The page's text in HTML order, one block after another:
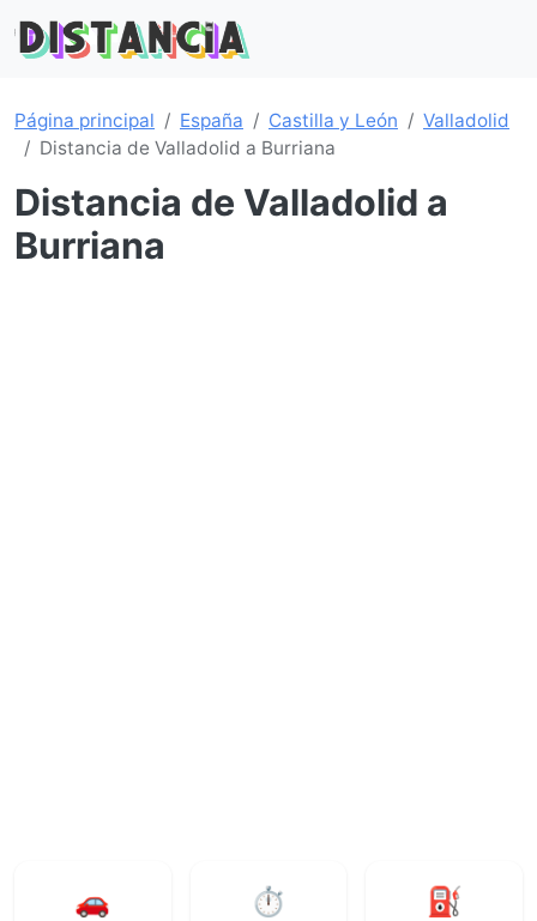
Página principal España Castilla y León
Valladolid
Distancia de Valladolid a Burriana
Distancia de Valladolid a
Burriana
🚗 ⏱ ⛽